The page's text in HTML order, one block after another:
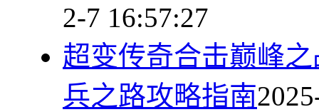
2-7 16:57:27
超变传奇合击巅峰
兵之路攻略指南